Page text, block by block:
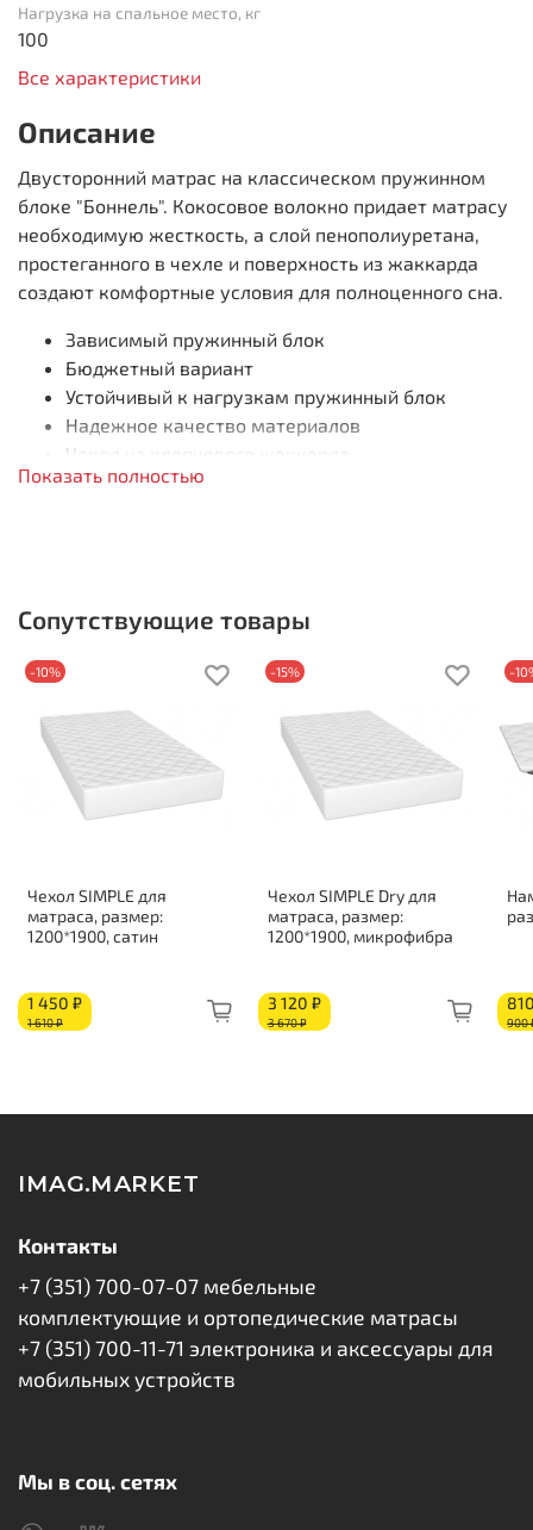
Нагрузка на спальное место, кг
100
Все характеристики
Описание
Двусторонний матрас на классическом пружинном
блоке "Боннель". Кокосовое волокно придает матрасу
необходимую жесткость, а слой пенополиуретана,
простеганного в чехле и поверхность из жаккарда
создают комфортные условия для полноценного сна.
Зависимый пружинный блок
Бюджетный вариант
Устойчивый к нагрузкам пружинный блок
Надежное качество материалов
Чехол из хлопкового жаккарда
Высота 210 мм
Состав по слоям:
Пенополиуретан: 20 мм
Кокосовое волокно: 10 мм
Изоляционный слой
Пружинный блок «Боннель»
Изоляционный слой
Кокосовое волокно: 10 мм
Показать полностью
Сопутствующие товары
-10%
Чехол SIMPLE для
матраса, размер:
1200*1900, сатин
1 450 ₽
1 610 ₽
-15%
Чехол SIMPLE Dry для
матраса, размер:
1200*1900, микрофибра
3 120 ₽
3 670 ₽
-
900
IMAG.MARKET
Контакты
+7 (351) 700-07-07 мебельные
комплектующие и ортопедические матрасы
+7 (351) 700-11-71 электроника и аксессуары для
мобильных устройств
Мы в соц. сетях